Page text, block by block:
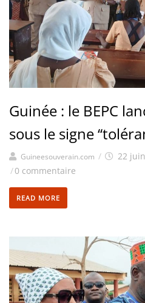
Guinée : le BEPC
sous le signe
Guineesouverain.com / 22
/0 commentaire
READ MORE